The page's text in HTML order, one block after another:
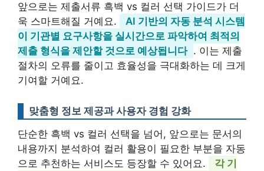
앞으로는 제출서류 흑백 vs 컬러 선택 가이드가 더
욱 스마트해질 거예요.
AI 기반의 자동 분석 시스템
이 기관별 요구사항을 실시간으로 파악하여 최적의
제출 형식을 제안할 것으로 예상됩니다 . 이는 제출
절차의 오류를 줄이고 효율성을 극대화하는 데 크게
기여할 거예요.
맞춤형 정보 제공과 사용자 경험 강화
단순한 흑백 vs 컬러 선택을 넘어, 앞으로는 문서의
내용까지 분석하여 컬러 활용이 필요한 부분을 자동
으로 추천하는 서비스도 등장할 수 있어요.
각 기